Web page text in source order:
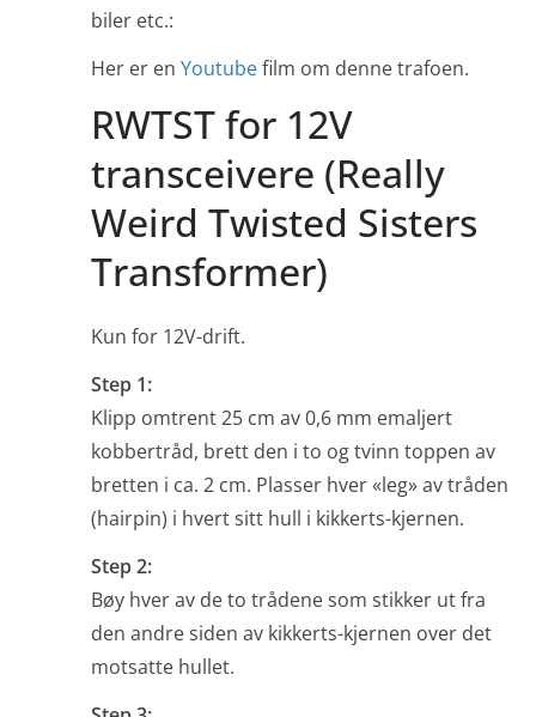
biler etc.:
Her er en Youtubefilm om denne trafoen.
RWTST for 12V
transceivere (Really
Weird Twisted Sisters
Transformer)
Kun for 12V-drift.
Step 1:
Klipp omtrent 25 cm av 0,6 mm emaljert
kobbertråd, brett den i to og tvinn toppen av
bretten i ca. 2 cm. Plasser hver «leg» av tråden
(hairpin) i hvert sitt hull i kikkerts-kjernen.
Step 2:
Bøy hver av de to trådene som stikker ut fra
den andre siden av kikkerts-kjernen over det
motsatte hullet.